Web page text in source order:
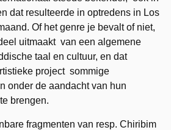
dat resulteerde in optredens in Los
Of het genre je bevalt of niet,
uitmaakt van een algemene
taal en cultuur, en dat
project sommige
onder de aandacht van hun
brengen.
fragmenten van resp. Chiribim